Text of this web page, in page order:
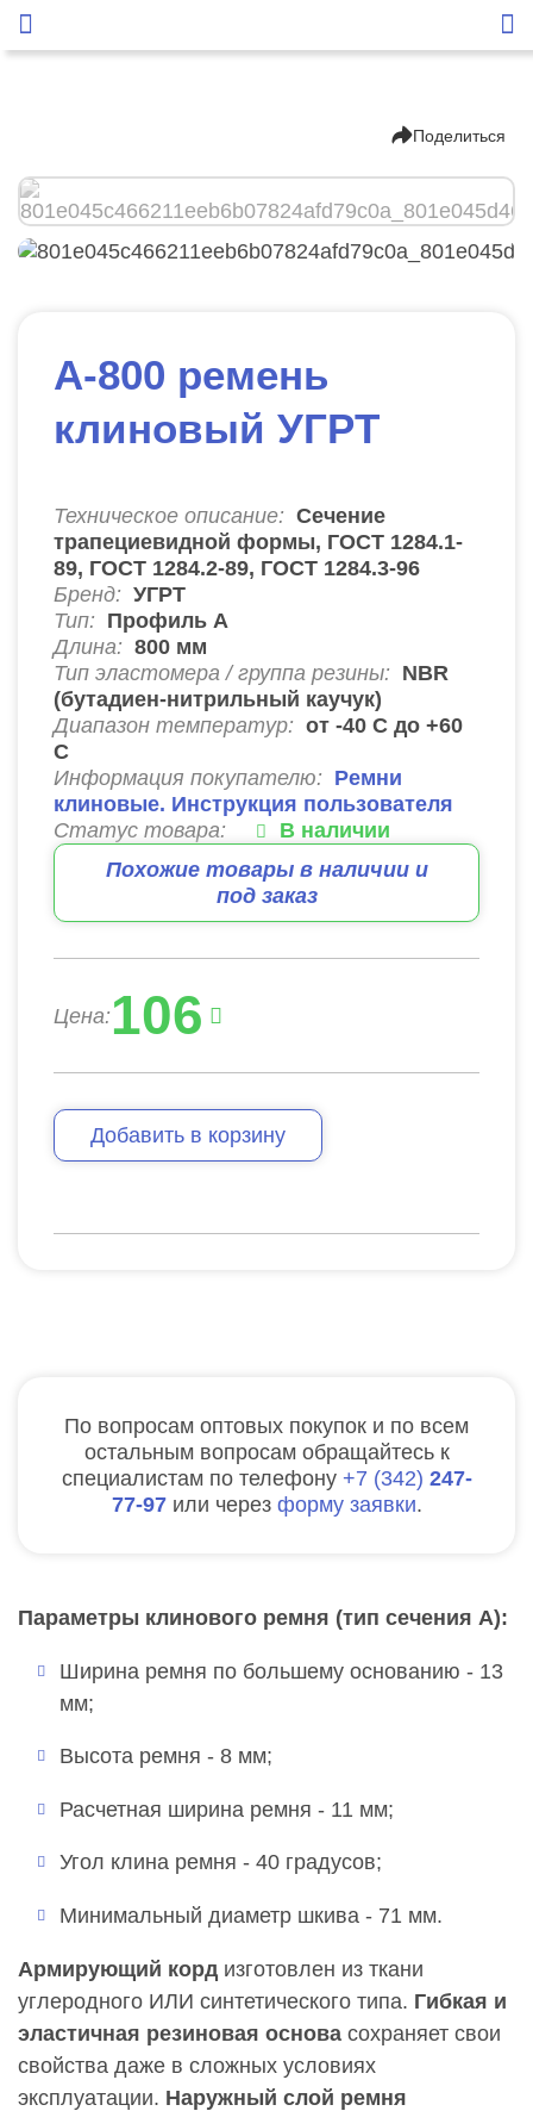
Поделиться
А-800 ремень
клиновый УГРТ
Техническое описание: Сечение
трапециевидной формы, ГОСТ 1284.1-
89, ГОСТ 1284.2-89, ГОСТ 1284.3-96
Бренд: УГРТ
Тип: Профиль A
Длина: 800 мм
Тип эластомера / группа резины: NBR
(бутадиен-нитрильный каучук)
Диапазон температур: от -40 С до +60
С
Информация покупателю: Ремни
клиновые. Инструкция пользователя
Статус товара:
В наличии
Похожие товары в наличии и
под заказ
Цена:106
Добавить в корзину
По вопросам оптовых покупок и по всем
остальным вопросам обращайтесь к
специалистам по телефону
7 342 247-
77-97 или через форму заявки.
Параметры клинового ремня (тип сечения A):
Ширина ремня по большему основанию - 13
мм;
Высота ремня - 8 мм;
Расчетная ширина ремня - 11 мм;
Угол клина ремня - 40 градусов;
Минимальный диаметр шкива - 71 мм.
Армирующий корд изготовлен из ткани
углеродного ИЛИ синтетического типа. Гибкая и
эластичная резиновая основа сохраняет свои
свойства даже в сложных условиях
эксплуатации. Наружный слой ремня